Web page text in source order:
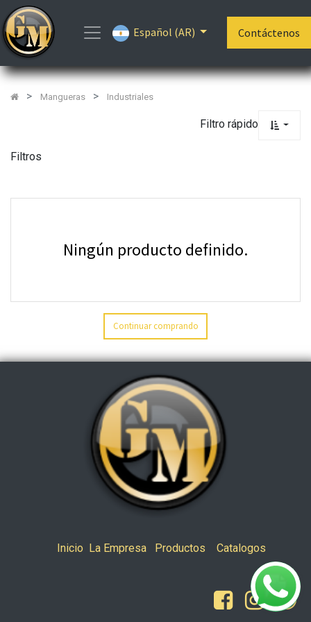
Español (AR) Contáctenos
Mangueras Industriales
Filtro rápido
Filtros
Mostrar
Categorías
Ningún producto definido.
Continuar comprando
Inicio La Empresa Productos Catalogos